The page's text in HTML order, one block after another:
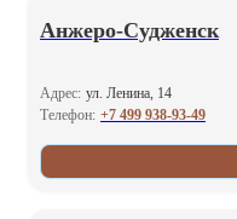
Анжеро-Судженск
Адрес: ул. Ленина, 14
Телефон: +7 499 938-93-49